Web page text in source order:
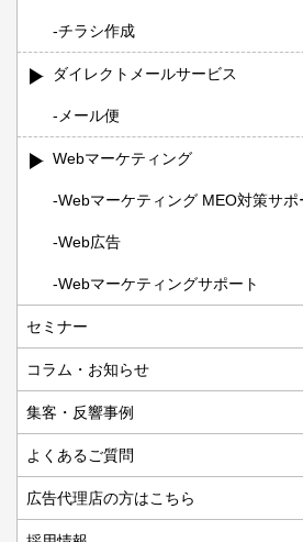
チラシ作成
ダイレクトメールサービス
メール便
Webマーケティング
Webマーケティング MEO対策サポ
Web広告
Webマーケティングサポート
セミナー
コラム・お知らせ
集客・反響事例
よくあるご質問
広告代理店の方はこちら